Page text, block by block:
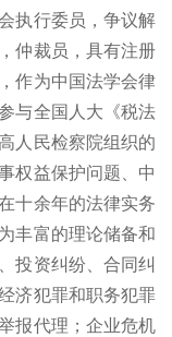
执行委员，争议解
仲裁员，具有注册
作为中国法学会律
与全国人大《税法
人民检察院组织的
权益保护问题、中
十余年的法律实务
丰富的理论储备和
投资纠纷、合同纠
济犯罪和职务犯罪
报代理；企业危机